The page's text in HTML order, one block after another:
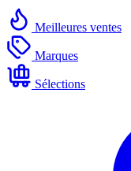
Meilleures ventes
Marques
Sélections